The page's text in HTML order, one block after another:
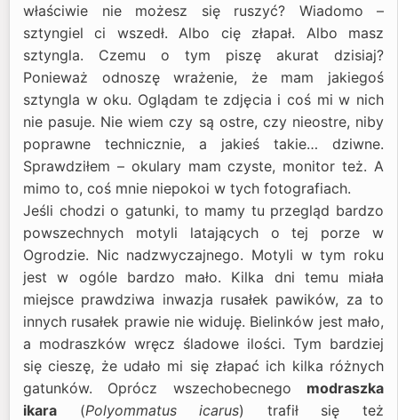
właściwie nie możesz się ruszyć? Wiadomo –
sztyngiel ci wszedł. Albo cię złapał. Albo masz
sztyngla. Czemu o tym piszę akurat dzisiaj?
Ponieważ odnoszę wrażenie, że mam jakiegoś
sztyngla w oku. Oglądam te zdjęcia i coś mi w nich
nie pasuje. Nie wiem czy są ostre, czy nieostre, niby
poprawne technicznie, a jakieś takie… dziwne.
Sprawdziłem – okulary mam czyste, monitor też. A
mimo to, coś mnie niepokoi w tych fotografiach.
Jeśli chodzi o gatunki, to mamy tu przegląd bardzo
powszechnych motyli latających o tej porze w
Ogrodzie. Nic nadzwyczajnego. Motyli w tym roku
jest w ogóle bardzo mało. Kilka dni temu miała
miejsce prawdziwa inwazja rusałek pawików, za to
innych rusałek prawie nie widuję. Bielinków jest mało,
a modraszków wręcz śladowe ilości. Tym bardziej
się cieszę, że udało mi się złapać ich kilka różnych
gatunków. Oprócz wszechobecnego modraszka
ikara (Polyommatus icarus) trafił się też